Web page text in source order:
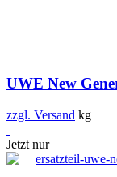
UWE New
zzgl. Versand kg
Jetzt nur